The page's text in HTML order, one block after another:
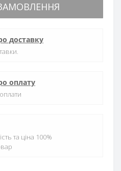
доставку
оплату
та ціна 100%